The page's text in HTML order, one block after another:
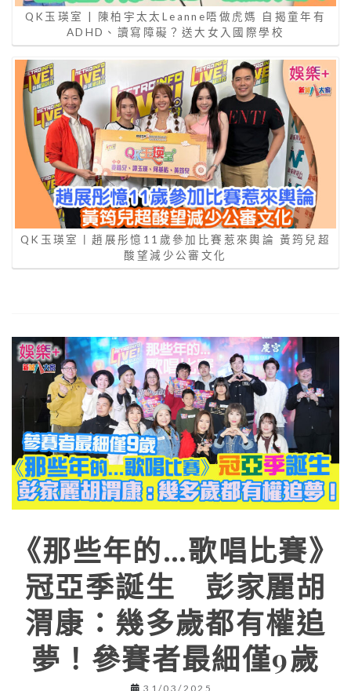
QK玉瑛室 | 陳柏宇太太Leanne唔做虎媽 自揭童年有
ADHD、讀寫障礙？送大女入國際學校
QK玉瑛室丨趙展彤憶11歲參加比賽惹來輿論 黃筠兒超
酸望減少公審文化
《那些年的…歌唱比賽》
冠亞季誕生 彭家麗胡
渭康：幾多歲都有權追
夢！參賽者最細僅9歲
31/03/2025